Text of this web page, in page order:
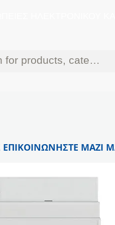
ΕΠΙΚΟΙΝΩΝΗΣΤΕ ΜΑΖΙ